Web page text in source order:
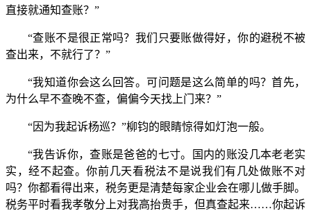
直接就通知查账？”
“查账不是很正常吗？我们只要账做得好，你的避税不被
查出来，不就行了？”
“我知道你会这么回答。可问题是这么简单的吗？首先，
为什么早不查晚不查，偏偏今天找上门来？”
“因为我起诉杨巡？”柳钧的眼睛惊得如灯泡一般。
“我告诉你，查账是爸爸的七寸。国内的账没几本老老实
实，经不起查。你前几天看税法不是说我们有几处做账不对
吗？你都看得出来，税务更是清楚每家企业会在哪儿做手脚。
税务平时看我孝敬分上对我高抬贵手，但真查起来……你起诉